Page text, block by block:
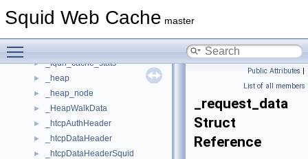
Squid Web Cache master
_fde_disk
► _fqdn_cache_stats
► _heap
► _heap_node
► _HeapWalkData
► _htcpAuthHeader
► _htcpDataHeader
► _htcpDataHeaderSquid
Public Attributes |
List of all members
_request_data
Struct
Reference